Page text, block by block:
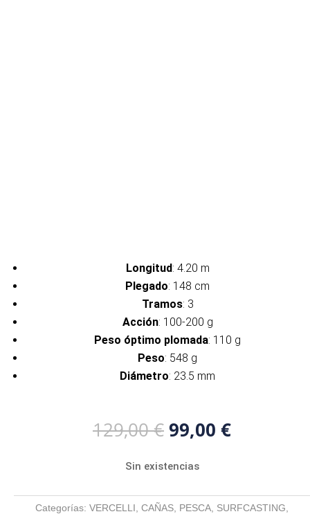
Longitud: 4.20 m
Plegado: 148 cm
Tramos: 3
Acción: 100-200 g
Peso óptimo plomada: 110 g
Peso: 548 g
Diámetro: 23.5 mm
129,00€El
precio
original
era:
129,00 €.
99,00 €El
99,00 €.
Sin existencias
Categorías: VERCELLI CAÑAS PESCA SURFCASTING